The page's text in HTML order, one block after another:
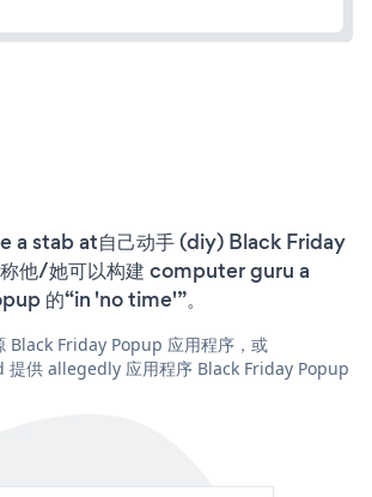
a stab at自己动手 (diy) Black Friday
他/她可以构建 computer guru a
的“in 'no time'”。
Black Friday Popup 应用程序，或
供 allegedly 应用程序 Black Friday Popup